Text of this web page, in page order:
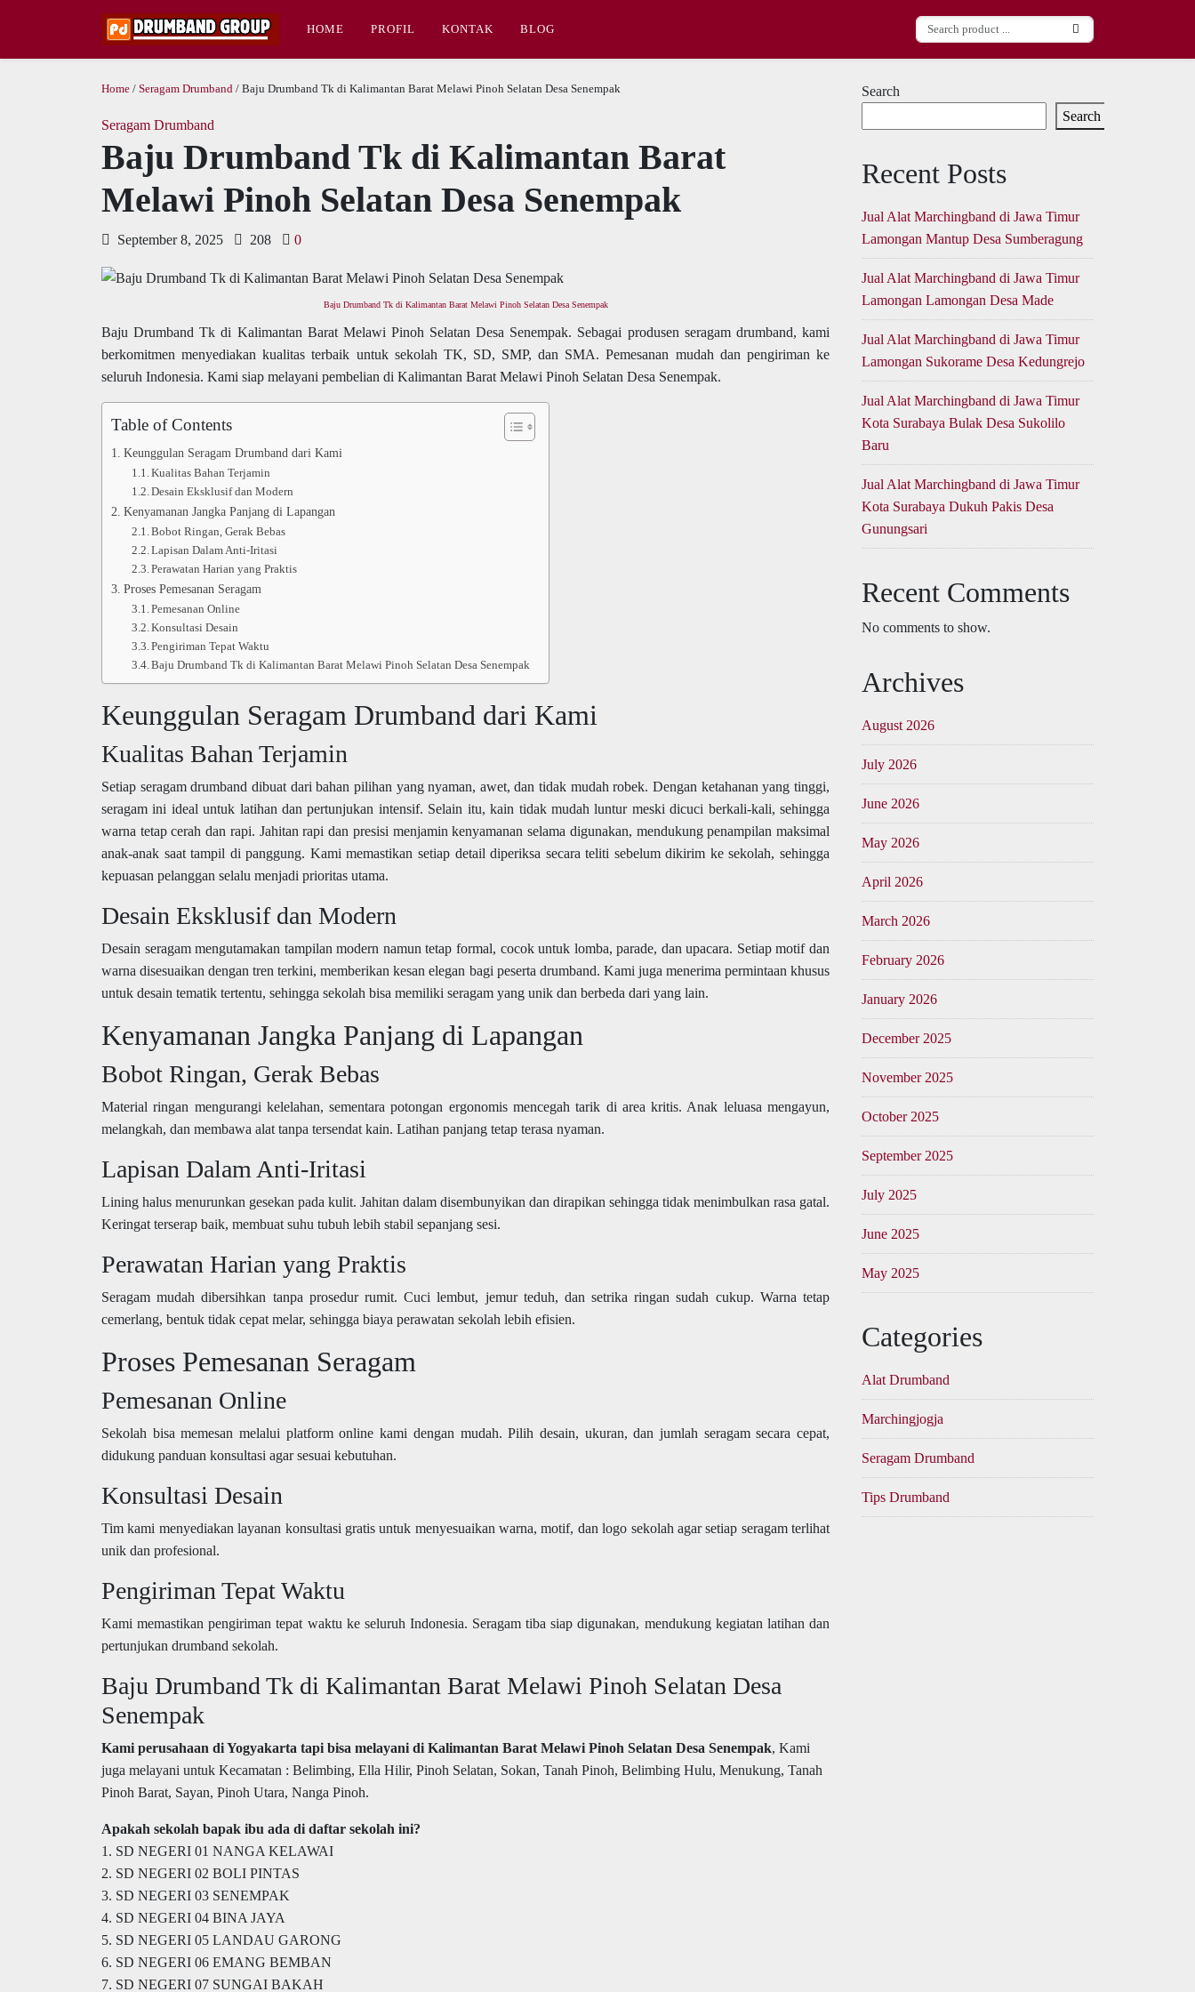
HOME PROFIL KONTAK BLOG
Home / Seragam Drumband / Baju Drumband Tk di Kalimantan Barat Melawi Pinoh Selatan Desa Senempak
Seragam Drumband
Baju Drumband Tk di Kalimantan Barat
Melawi Pinoh Selatan Desa Senempak
September 8, 2025 208 0
Baju Drumband Tk di Kalimantan Barat Melawi Pinoh Selatan Desa Senempak
Baju Drumband Tk di Kalimantan Barat Melawi Pinoh Selatan Desa Senempak. Sebagai produsen seragam drumband, kami
berkomitmen menyediakan kualitas terbaik untuk sekolah TK, SD, SMP, dan SMA. Pemesanan mudah dan pengiriman ke
seluruh Indonesia. Kami siap melayani pembelian di Kalimantan Barat Melawi Pinoh Selatan Desa Senempak.
Table of Contents
Keunggulan Seragam Drumband dari Kami
Kualitas Bahan Terjamin
Desain Eksklusif dan Modern
Kenyamanan Jangka Panjang di Lapangan
Bobot Ringan, Gerak Bebas
Lapisan Dalam Anti-Iritasi
Perawatan Harian yang Praktis
Proses Pemesanan Seragam
Pemesanan Online
Konsultasi Desain
Pengiriman Tepat Waktu
Baju Drumband Tk di Kalimantan Barat Melawi Pinoh Selatan Desa Senempak
Keunggulan Seragam Drumband dari Kami
Kualitas Bahan Terjamin
Setiap seragam drumband dibuat dari bahan pilihan yang nyaman, awet, dan tidak mudah robek. Dengan ketahanan yang tinggi,
seragam ini ideal untuk latihan dan pertunjukan intensif. Selain itu, kain tidak mudah luntur meski dicuci berkali-kali, sehingga
warna tetap cerah dan rapi. Jahitan rapi dan presisi menjamin kenyamanan selama digunakan, mendukung penampilan maksimal
anak-anak saat tampil di panggung. Kami memastikan setiap detail diperiksa secara teliti sebelum dikirim ke sekolah, sehingga
kepuasan pelanggan selalu menjadi prioritas utama.
Desain Eksklusif dan Modern
Desain seragam mengutamakan tampilan modern namun tetap formal, cocok untuk lomba, parade, dan upacara. Setiap motif dan
warna disesuaikan dengan tren terkini, memberikan kesan elegan bagi peserta drumband. Kami juga menerima permintaan khusus
untuk desain tematik tertentu, sehingga sekolah bisa memiliki seragam yang unik dan berbeda dari yang lain.
Kenyamanan Jangka Panjang di Lapangan
Bobot Ringan, Gerak Bebas
Material ringan mengurangi kelelahan, sementara potongan ergonomis mencegah tarik di area kritis. Anak leluasa mengayun,
melangkah, dan membawa alat tanpa tersendat kain. Latihan panjang tetap terasa nyaman.
Lapisan Dalam Anti-Iritasi
Lining halus menurunkan gesekan pada kulit. Jahitan dalam disembunyikan dan dirapikan sehingga tidak menimbulkan rasa gatal.
Keringat terserap baik, membuat suhu tubuh lebih stabil sepanjang sesi.
Perawatan Harian yang Praktis
Seragam mudah dibersihkan tanpa prosedur rumit. Cuci lembut, jemur teduh, dan setrika ringan sudah cukup. Warna tetap
cemerlang, bentuk tidak cepat melar, sehingga biaya perawatan sekolah lebih efisien.
Proses Pemesanan Seragam
Pemesanan Online
Sekolah bisa memesan melalui platform online kami dengan mudah. Pilih desain, ukuran, dan jumlah seragam secara cepat,
didukung panduan konsultasi agar sesuai kebutuhan.
Konsultasi Desain
Tim kami menyediakan layanan konsultasi gratis untuk menyesuaikan warna, motif, dan logo sekolah agar setiap seragam terlihat
unik dan profesional.
Pengiriman Tepat Waktu
Kami memastikan pengiriman tepat waktu ke seluruh Indonesia. Seragam tiba siap digunakan, mendukung kegiatan latihan dan
pertunjukan drumband sekolah.
Baju Drumband Tk di Kalimantan Barat Melawi Pinoh Selatan Desa
Senempak
Kami perusahaan di Yogyakarta tapi bisa melayani di Kalimantan Barat Melawi Pinoh Selatan Desa Senempak, Kami
juga melayani untuk Kecamatan : Belimbing, Ella Hilir, Pinoh Selatan, Sokan, Tanah Pinoh, Belimbing Hulu, Menukung, Tanah
Pinoh Barat, Sayan, Pinoh Utara, Nanga Pinoh.
Apakah sekolah bapak ibu ada di daftar sekolah ini?
1. SD NEGERI 01 NANGA KELAWAI
2. SD NEGERI 02 BOLI PINTAS
3. SD NEGERI 03 SENEMPAK
4. SD NEGERI 04 BINA JAYA
5. SD NEGERI 05 LANDAU GARONG
6. SD NEGERI 06 EMANG BEMBAN
7. SD NEGERI 07 SUNGAI BAKAH
Search
Search
Recent Posts
Jual Alat Marchingband di Jawa Timur
Lamongan Mantup Desa Sumberagung
Jual Alat Marchingband di Jawa Timur
Lamongan Lamongan Desa Made
Jual Alat Marchingband di Jawa Timur
Lamongan Sukorame Desa Kedungrejo
Jual Alat Marchingband di Jawa Timur
Kota Surabaya Bulak Desa Sukolilo
Baru
Jual Alat Marchingband di Jawa Timur
Kota Surabaya Dukuh Pakis Desa
Gunungsari
Recent Comments
No comments to show.
Archives
August 2026
July 2026
June 2026
May 2026
April 2026
March 2026
February 2026
January 2026
December 2025
November 2025
October 2025
September 2025
July 2025
June 2025
May 2025
Categories
Alat Drumband
Marchingjogja
Seragam Drumband
Tips Drumband